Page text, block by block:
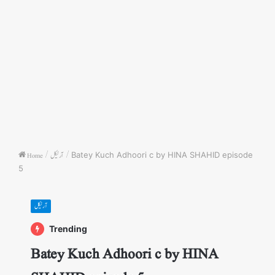
Home / آرٹیکل / Batey Kuch Adhoori c by HINA SHAHID episode
5
آرٹیکل
Trending
Batey Kuch Adhoori c by HINA